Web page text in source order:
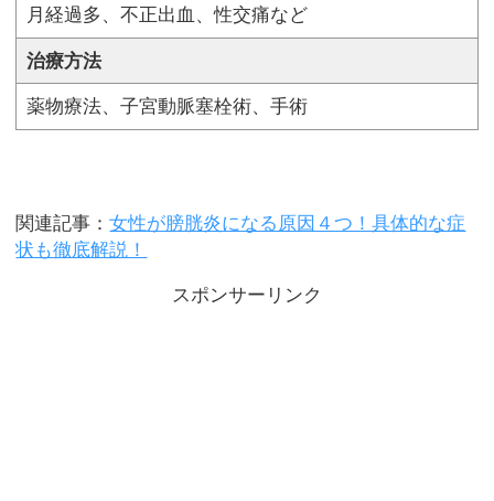
月経過多、不正出血、性交痛など
治療方法
薬物療法、子宮動脈塞栓術、手術
関連記事：女性が膀胱炎になる原因４つ！具体的な症
状も徹底解説！
スポンサーリンク